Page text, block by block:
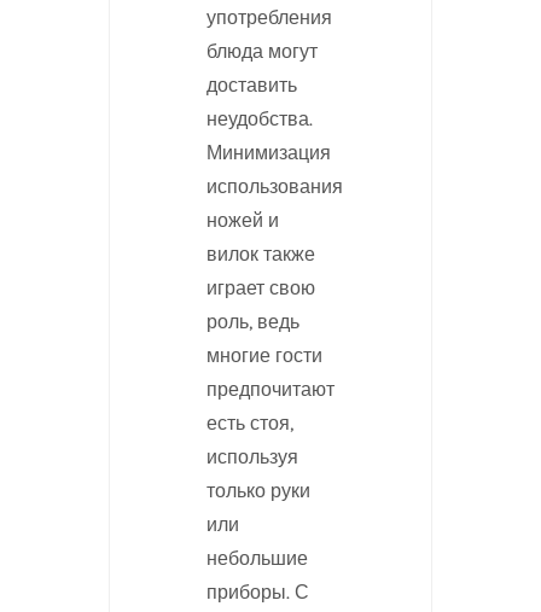
употребления
блюда могут
доставить
неудобства.
Минимизация
использования
ножей и
вилок также
играет свою
роль, ведь
многие гости
предпочитают
есть стоя,
используя
только руки
или
небольшие
приборы. С